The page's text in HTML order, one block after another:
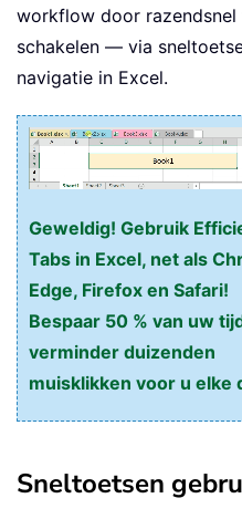
workflow door razendsnel
schakelen — via
navigatie in Excel.
Geweldig! Gebruik
Tabs in Excel, net als
Edge, Firefox en Safari!
Bespaar 50 % van uw
verminder duizenden
muisklikken voor u elke
Sneltoetsen